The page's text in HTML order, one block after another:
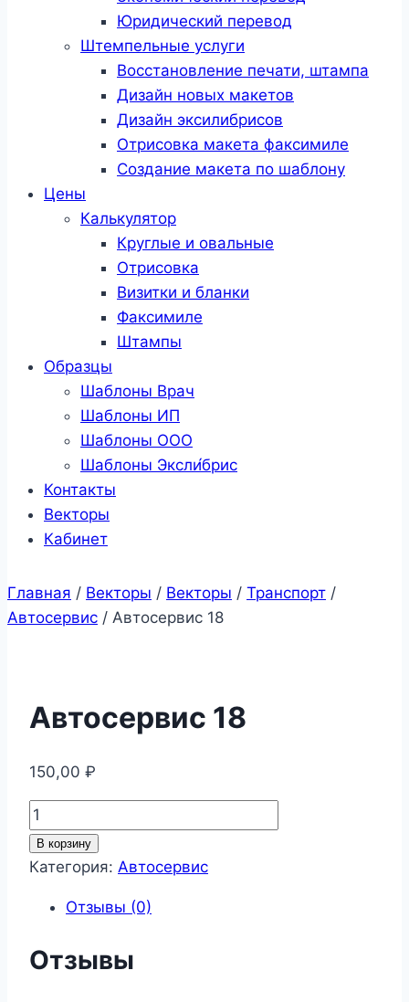
Юридический перевод
Штемпельные услуги
Восстановление печати, штампа
Дизайн новых макетов
Дизайн эксилибрисов
Отрисовка макета факсимиле
Создание макета по шаблону
Цены
Калькулятор
Круглые и овальные
Отрисовка
Визитки и бланки
Факсимиле
Штампы
Образцы
Шаблоны Врач
Шаблоны ИП
Шаблоны ООО
Шаблоны Эксли́брис
Контакты
Векторы
Кабинет
Главная / Векторы / Векторы / Транспорт /
Автосервис / Автосервис 18
Автосервис 18
150,00 ₽
Количество
товара
Автосервис
В корзину
Категория: Автосервис
Отзывы (0)
Отзывы